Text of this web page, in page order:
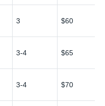
3 $60
3-4 $65
3-4 $70